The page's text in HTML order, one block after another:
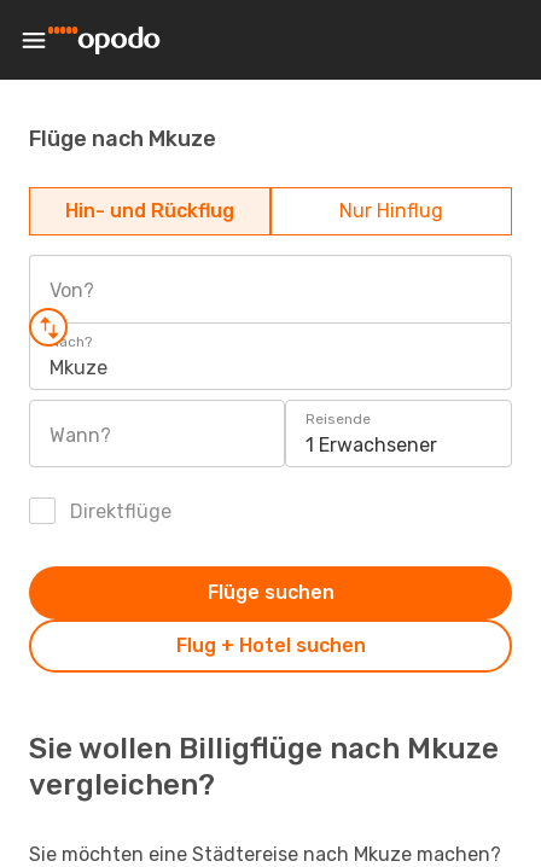
Flüge nach Mkuze
Hin- und Rückflug Nur Hinflug
Von?
Nach?
Mkuze
Wann?
Reisende
1 Erwachsener
Direktflüge
Flug + Hotel suchen
Flüge suchen
Sie wollen Billigflüge nach Mkuze
vergleichen?
Sie möchten eine Städtereise nach Mkuze machen?